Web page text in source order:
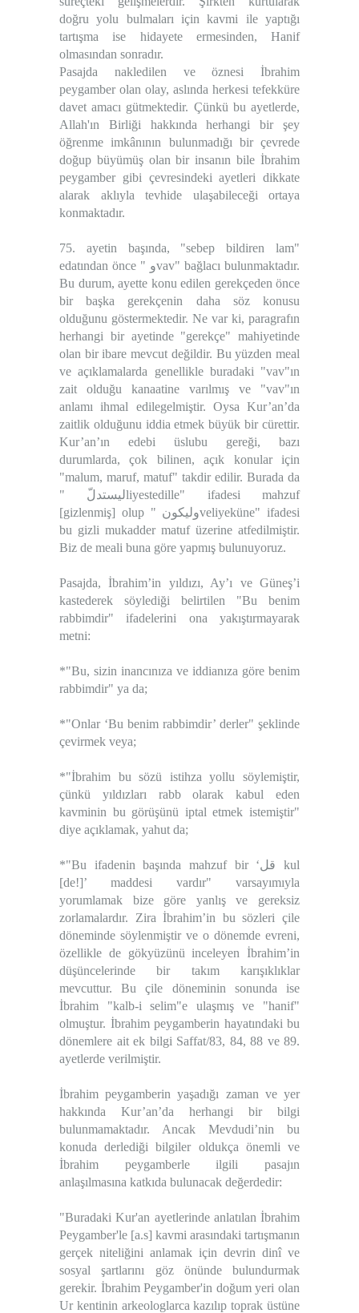
doğru yolu bulmaları için kavmi ile yaptığı
tartışma ise hidayete ermesinden, Hanif
olmasından sonradır.
Pasajda nakledilen ve öznesi İbrahim
peygamber olan olay, aslında herkesi tefekküre
davet amacı gütmektedir. Çünkü bu ayetlerde,
Allah'ın Birliği hakkında herhangi bir şey
öğrenme imkânının bulunmadığı bir çevrede
doğup büyümüş olan bir insanın bile İbrahim
peygamber gibi çevresindeki ayetleri dikkate
alarak aklıyla tevhide ulaşabileceği ortaya
konmaktadır.
75. ayetin başında, "sebep bildiren lam"
edatından önce " وvav" bağlacı bulunmaktadır.
Bu durum, ayette konu edilen gerekçeden önce
bir başka gerekçenin daha söz konusu
olduğunu göstermektedir. Ne var ki, paragrafın
herhangi bir ayetinde "gerekçe" mahiyetinde
olan bir ibare mevcut değildir. Bu yüzden meal
ve açıklamalarda genellikle buradaki "vav"ın
zait olduğu kanaatine varılmış ve "vav"ın
anlamı ihmal edilegelmiştir. Oysa Kur’an’da
zaitlik olduğunu iddia etmek büyük bir cürettir.
Kur’an’ın edebi üslubu gereği, bazı
durumlarda, çok bilinen, açık konular için
"malum, maruf, matuf" takdir edilir. Burada da
" ليستدلّliyestedille" ifadesi mahzuf
[gizlenmiş] olup " وليكونveliyeküne" ifadesi
bu gizli mukadder matuf üzerine atfedilmiştir.
Biz de meali buna göre yapmış bulunuyoruz.
Pasajda, İbrahim’in yıldızı, Ay’ı ve Güneş’i
kastederek söylediği belirtilen "Bu benim
rabbimdir" ifadelerini ona yakıştırmayarak
metni:
*"Bu, sizin inancınıza ve iddianıza göre benim
rabbimdir" ya da;
*"Onlar ‘Bu benim rabbimdir’ derler" şeklinde
çevirmek veya;
*"İbrahim bu sözü istihza yollu söylemiştir,
çünkü yıldızları rabb olarak kabul eden
kavminin bu görüşünü iptal etmek istemiştir"
diye açıklamak, yahut da;
*"Bu ifadenin başında mahzuf bir ‘قل kul
[de!]’ maddesi vardır" varsayımıyla
yorumlamak bize göre yanlış ve gereksiz
zorlamalardır. Zira İbrahim’in bu sözleri çile
döneminde söylenmiştir ve o dönemde evreni,
özellikle de gökyüzünü inceleyen İbrahim’in
düşüncelerinde bir takım karışıklıklar
mevcuttur. Bu çile döneminin sonunda ise
İbrahim "kalb-i selim"e ulaşmış ve "hanif"
olmuştur. İbrahim peygamberin hayatındaki bu
dönemlere ait ek bilgi Saffat/83, 84, 88 ve 89.
ayetlerde verilmiştir.
İbrahim peygamberin yaşadığı zaman ve yer
hakkında Kur’an’da herhangi bir bilgi
bulunmamaktadır. Ancak Mevdudi’nin bu
konuda derlediği bilgiler oldukça önemli ve
İbrahim peygamberle ilgili pasajın
anlaşılmasına katkıda bulunacak değerdedir:
"Buradaki Kur'an ayetlerinde anlatılan İbrahim
Peygamber'le [a.s] kavmi arasındaki tartışmanın
gerçek niteliğini anlamak için devrin dinî ve
sosyal şartlarını göz önünde bulundurmak
gerekir. İbrahim Peygamber'in doğum yeri olan
Ur kentinin arkeologlarca kazılıp toprak üstüne